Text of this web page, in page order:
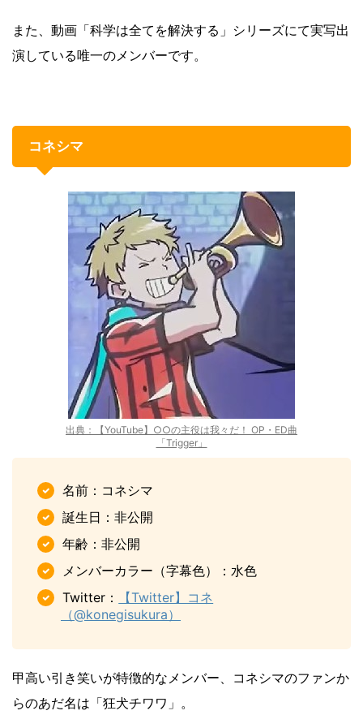
また、動画「科学は全てを解決する」シリーズにて実写出
演している唯一のメンバーです。
コネシマ
出典：【YouTube】○○の主役は我々だ！ OP・ED曲
「Trigger」
名前：コネシマ
誕生日：非公開
年齢：非公開
メンバーカラー（字幕色）：水色
Twitter：
【Twitter】コネ
（@konegisukura）
甲高い引き笑いが特徴的なメンバー、コネシマのファンか
らのあだ名は「狂犬チワワ」。